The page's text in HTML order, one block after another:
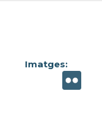
Imatges: